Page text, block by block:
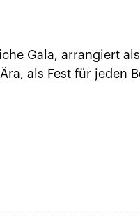
Gala, arrangiert
als Fest für jeden